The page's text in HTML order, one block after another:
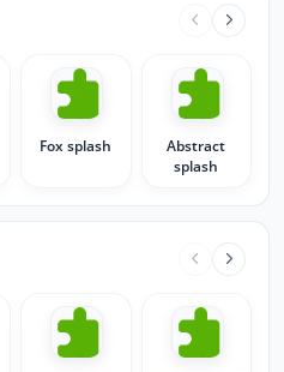
Fox splash
Abstract
splash